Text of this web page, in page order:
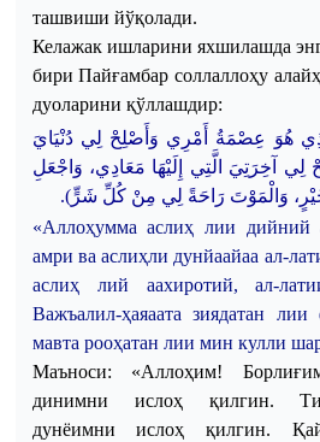
ташвиши йўқолади.
Келажак ишларини яхшилашда
бири Пайғамбар соллаллоҳу
дуоларини қўллашдир:
هُوَ عِصْمَةُ أَمْرِي وَأَصْلِحْ لِي دُنْيَايَ
لِي آخِرَتِي الَّتِي إِلَيْهَا مَعَادِي، وَاجْعَل
خَيْرٍ، وَالْمَوْتَ رَاحَةً لِي مِنْ كُلِّ شَرٍّ).
«Аллоҳумма аслиҳ лии дийний
амри ва аслиҳли дунйаайаа ал-
аслиҳ
лий аахиротий,ал-
Важъалил-ҳаяаата зиядатан лии
мавта рооҳатан лии мин кулли
Маъноси: «Аллоҳим!
динимни
ислоҳ қилгин.
дунёимни
ислоҳ қилгин.